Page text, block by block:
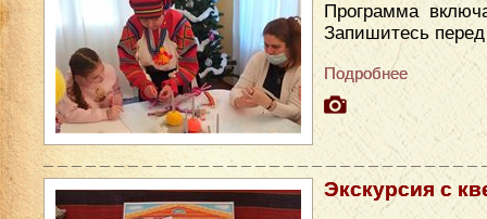
Программа
Запишитесь
Подробнее
Экскурсия с